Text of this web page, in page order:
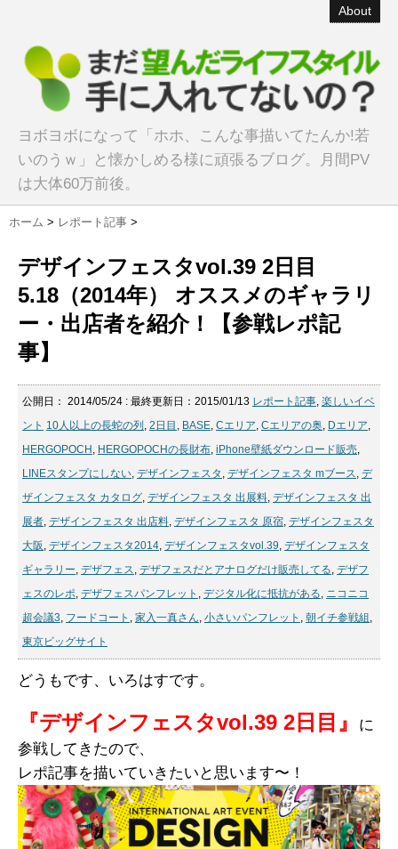
About
ヨボヨボになって「ホホ、こんな事描いてたんか!若
いのうｗ」と懐かしめる様に頑張るブログ。月間PV
は大体60万前後。
ホーム > レポート記事 >
デザインフェスタvol.39 2日目
5.18（2014年） オススメのギャラリ
ー・出店者を紹介！【参戦レポ記
事】
公開日： 2014/05/24 : 最終更新日：2015/01/13 レポート記事, 楽しいイベ
ント 10人以上の長蛇の列, 2日目 , BASE, Cエリア, Cエリアの奥, Dエリア,
HERGOPOCH, HERGOPOCHの長財布, iPhone壁紙ダウンロード販売,
LINEスタンプにしない, デザインフェスタ , デザインフェスタ mブース, デ
ザインフェスタ カタログ, デザインフェスタ 出展料, デザインフェスタ 出
展者, デザインフェスタ 出店料, デザインフェスタ 原宿, デザインフェスタ
大阪, デザインフェスタ2014, デザインフェスタvol.39, デザインフェスタ
ギャラリー, デザフェス, デザフェスだとアナログだけ販売してる, デザフ
ェスのレポ, デザフェスパンフレット , デジタル化に抵抗がある, ニコニコ
超会議3, フードコート , 家入一真さん, 小さいパンフレット , 朝イチ参戦組,
東京ビッグサイト
どうもです、いろはすです。
『デザインフェスタvol.39 2日目』
に
参戦してきたので、
レポ記事を描いていきたいと思います〜！